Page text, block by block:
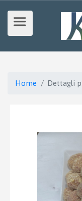
Home Dettagli